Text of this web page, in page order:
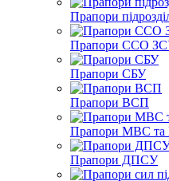
Прапори
Прапори ССО
Прапори СБУ
Прапори ВСП
Прапори МВС та
Прапори ДПСУ